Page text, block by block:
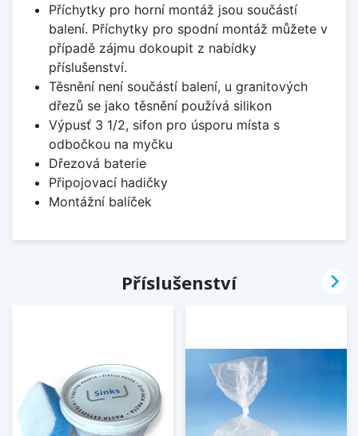
Příchytky pro horní montáž jsou součástí
balení. Příchytky pro spodní montáž můžete v
případě zájmu dokoupit z nabídky
příslušenství.
Těsnění není součástí balení, u granitových
dřezů se jako těsnění používá silikon
Výpusť 3 1/2, sifon pro úsporu místa s
odbočkou na myčku
Dřezová baterie
Připojovací hadičky
Montážní balíček
Příslušenství 